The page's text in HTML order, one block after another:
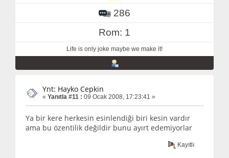
286
Rom: 1
Life is only joke maybe we make it!
Ynt: Hayko Cepkin
« Yanıtla #11 : 09 Ocak 2008, 17:23:41 »
Ya bir kere herkesin esinlendiği biri kesin vardır
ama bu özentilik değildir bunu ayırt edemiyorlar
Kayıtlı